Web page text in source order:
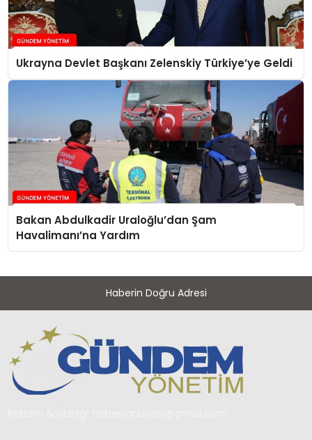
Ukrayna Devlet Başkanı Zelenskiy Türkiye’ye Geldi
Bakan Abdulkadir Uraloğlu’dan Şam
Havalimanı’na Yardım
Haberin Doğru Adresi